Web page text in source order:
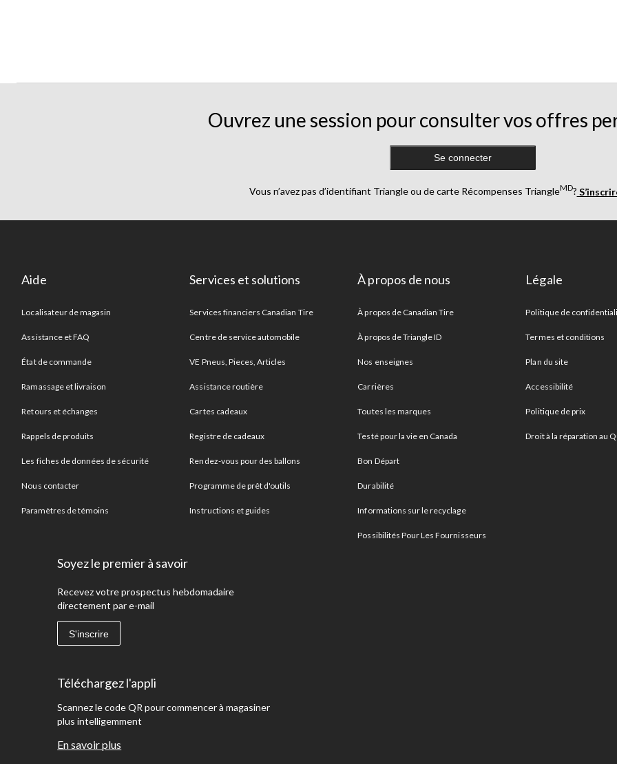
Ouvrez une session pour consulter vos offres
Se connecter
Vous n’avez pas d’identifiant Triangle ou de carte Récompenses TriangleMD?
Aide
Localisateur de magasin
Assistance et FAQ
État de commande
Ramassage et livraison
Retours et échanges
Rappels de produits
Les fiches de données de sécurité
Nous contacter
Paramètres de témoins
Services et solutions
Services financiers Canadian Tire
Centre de service automobile
VE Pneus, Pieces, Articles
Assistance routière
Cartes cadeaux
Registre de cadeaux
Rendez-vous pour des ballons
Programme de prêt d'outils
Instructions et guides
À propos de nous
À propos de Canadian Tire
À propos de Triangle ID
Nos enseignes
Carrières
Toutes les marques
Testé pour la vie en Canada
Bon Départ
Durabilité
Informations sur le recyclage
Possibilités Pour Les Fournisseurs
Légale
Politique de
Termes et conditions
Plan du site
Accessibilité
Politique de prix
Droit à la réparation au
Soyez le premier à savoir
Recevez votre prospectus hebdomadaire
directement par e-mail
S'inscrire
Téléchargez l'appli
Scannez le code QR pour commencer à magasiner
plus intelligemment
En savoir plus